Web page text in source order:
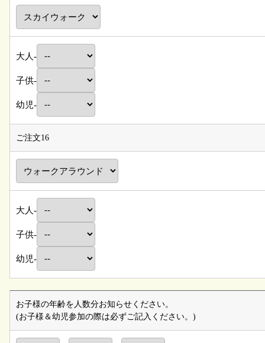
大人-
子供-
幼児-
ご注文16
大人-
子供-
幼児-
お子様の年齢を人数分お知らせください。
(お子様＆幼児参加の際は必ずご記入ください。)